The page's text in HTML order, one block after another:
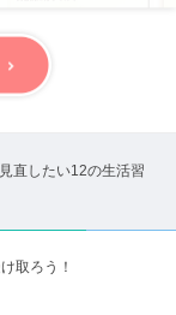
直したい12の生活習
取ろう！